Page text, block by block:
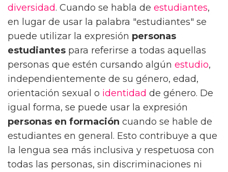
diversidad. Cuando se habla de estudiantes,
en lugar de usar la palabra "estudiantes" se
puede utilizar la expresión personas
estudiantes para referirse a todas aquellas
personas que estén cursando algún estudio,
independientemente de su género, edad,
orientación sexual o identidad de género. De
igual forma, se puede usar la expresión
personas en formación cuando se hable de
estudiantes en general. Esto contribuye a que
la lengua sea más inclusiva y respetuosa con
todas las personas, sin discriminaciones ni